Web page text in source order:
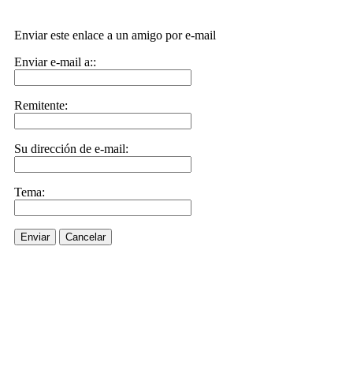
Enviar este enlace a un amigo por e-mail
Enviar e-mail a::
Remitente:
Su dirección de e-mail:
Tema:
Enviar Cancelar